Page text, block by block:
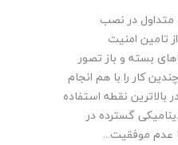
در نصب
تامین امنیت
بسته و باز تصور
کار را با هم انجام
بالاترین نقطه استفاده
گسترده در
عدم موفقیت...